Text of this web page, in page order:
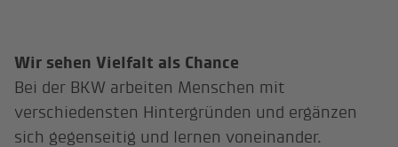
Wir sehen Vielfalt als Chance
Bei der BKW arbeiten Menschen mit
verschiedensten Hintergründen und ergänzen
sich gegenseitig und lernen voneinander.